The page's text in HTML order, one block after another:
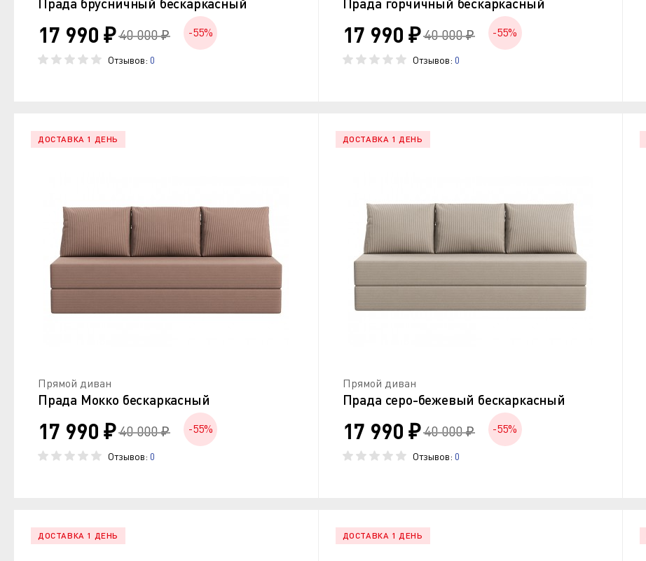
17 990 ₽ 40 000 ₽ -55%
Отзывов: 0
17 990 ₽ 40 000 ₽ -55%
Отзывов: 0
Прямой диван
Прада Мокко бескаркасный
17 990 ₽ 40 000 ₽ -55%
Отзывов: 0
ДОСТАВКА 1 ДЕНЬ
Прямой диван
Прада серо-бежевый бескаркасный
17 990 ₽ 40 000 ₽ -55%
Отзывов: 0
ДОСТАВКА 1 ДЕНЬ
ДОСТАВКА 1 ДЕНЬ ДОСТАВКА 1 ДЕНЬ